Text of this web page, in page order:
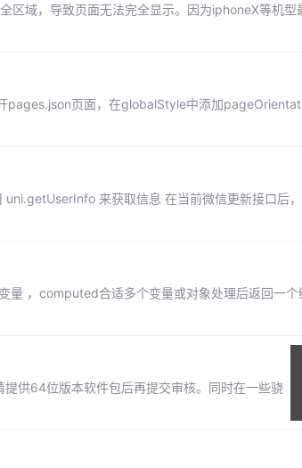
区域，导致页面无法完全显示。因为iphoneX等机型
pages.json页面，在globalStyle中添加
来获取信息 在当前微信更新接口后
，computed合适多个变量或对象处理后返回一个
供64位版本软件包后再提交审核。同时在一些骁